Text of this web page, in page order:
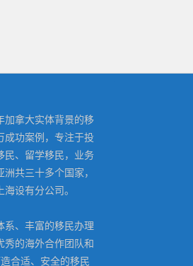
加拿大实体背景的移
成功案例，专注于投
民、留学移民，业务
共三十多个国家，
设有分公司。
系、丰富的移民办理
秀的海外合作团队和
合适、安全的移民